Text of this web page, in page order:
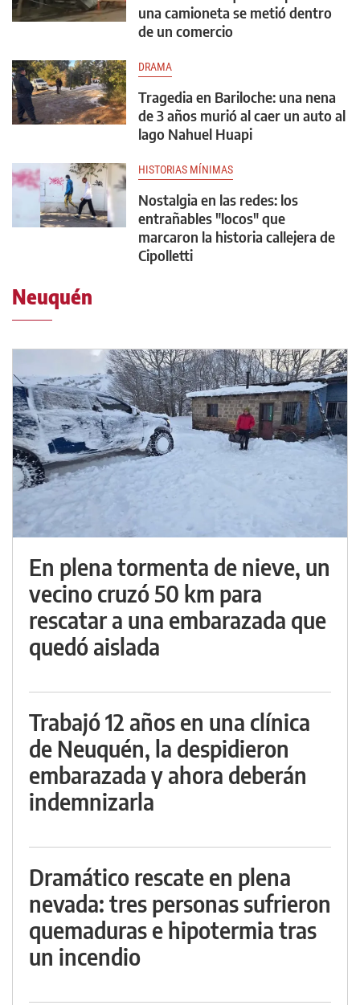
una camioneta se metió dentro
de un comercio
DRAMA
Tragedia en Bariloche: una nena
de 3 años murió al caer un auto al
lago Nahuel Huapi
HISTORIAS MÍNIMAS
Nostalgia en las redes: los
entrañables "locos" que
marcaron la historia callejera de
Cipolletti
Neuquén
En plena tormenta de nieve, un
vecino cruzó 50 km para
rescatar a una embarazada que
quedó aislada
Trabajó 12 años en una clínica
de Neuquén, la despidieron
embarazada y ahora deberán
indemnizarla
Dramático rescate en plena
nevada: tres personas sufrieron
quemaduras e hipotermia tras
un incendio